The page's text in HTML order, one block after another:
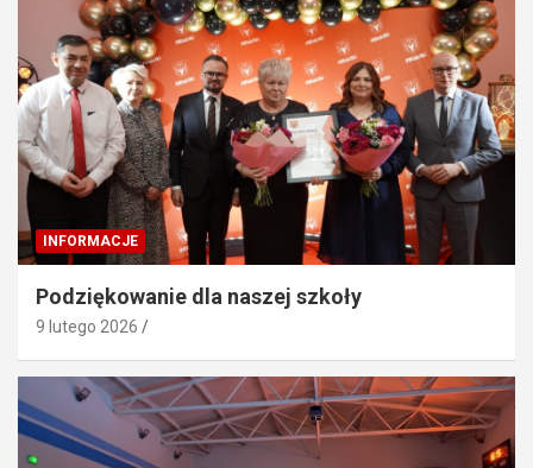
INFORMACJE
Podziękowanie dla naszej szkoły
9 lutego 2026